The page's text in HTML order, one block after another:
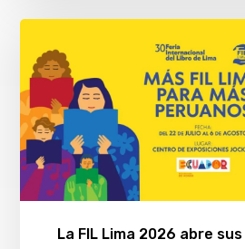
La FIL Lima 2026 abre